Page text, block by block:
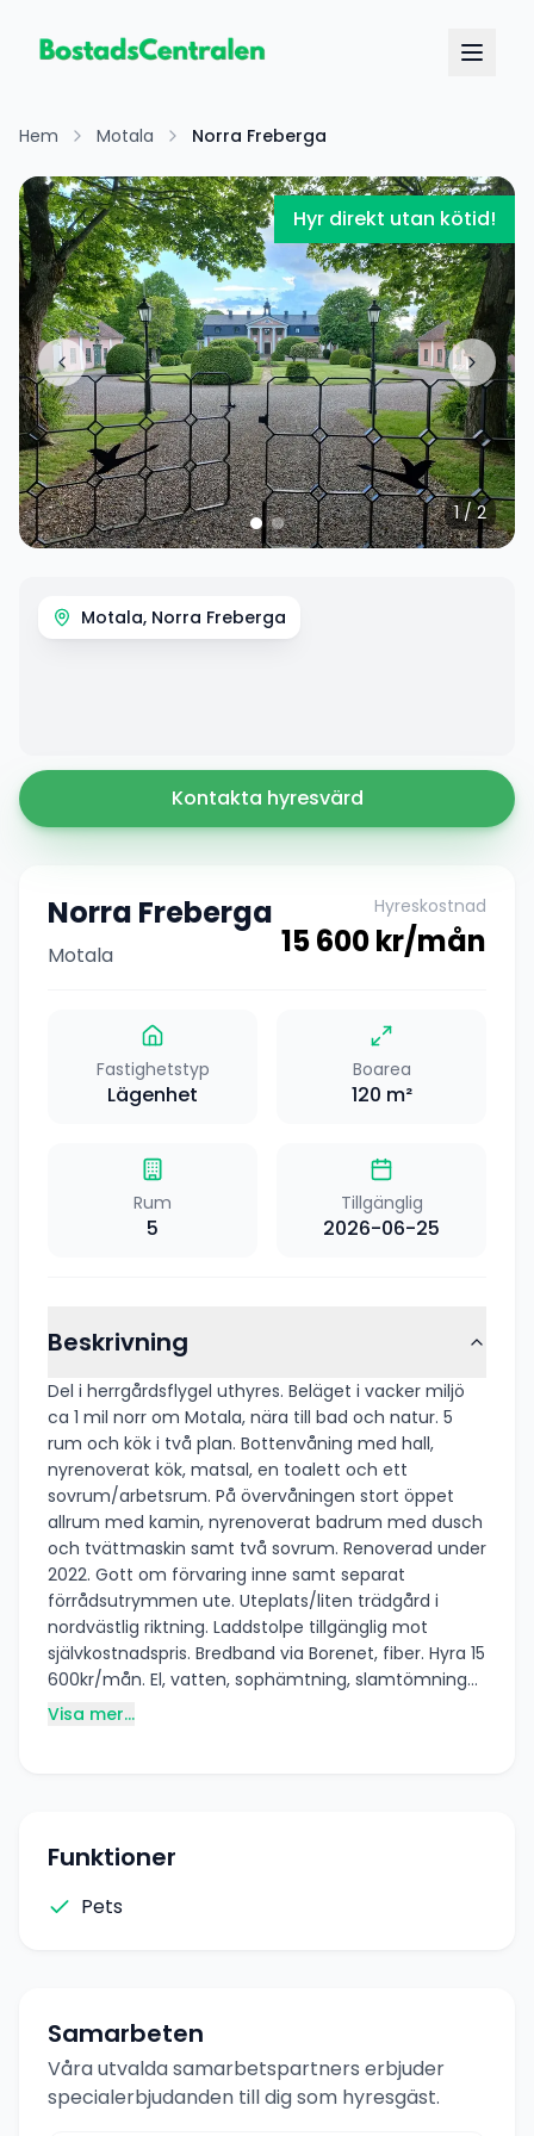
Hem Motala Norra Freberga
Hyr direkt utan kötid!
1/2
Motala, Norra Freberga
Kontakta hyresvärd
Norra Freberga
Motala
Hyreskostnad
15 600kr/mån
Fastighetstyp
Lägenhet
Boarea
120 m²
Rum
5
Tillgänglig
2026-06-25
Beskrivning
Del i herrgårdsflygel uthyres. Beläget i vacker miljö
ca 1 mil norr om Motala, nära till bad och natur. 5
rum och kök i två plan. Bottenvåning med hall,
nyrenoverat kök, matsal, en toalett och ett
sovrum/arbetsrum. På övervåningen stort öppet
allrum med kamin, nyrenoverat badrum med dusch
och tvättmaskin samt två sovrum. Renoverad under
2022. Gott om förvaring inne samt separat
förrådsutrymmen ute. Uteplats/liten trädgård i
nordvästlig riktning. Laddstolpe tillgänglig mot
självkostnadspris. Bredband via Borenet, fiber. Hyra 15
600kr/mån. El, vatten, sophämtning, slamtömning
och uppvärmning ingår i hyran. Uppgiven yta är en
Visa mer...
Funktioner
Pets
Samarbeten
Våra utvalda samarbetspartners erbjuder
specialerbjudanden till dig som hyresgäst.